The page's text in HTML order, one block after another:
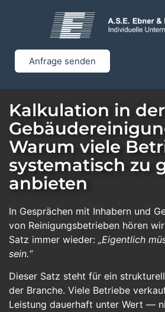
Anfrage senden
Kalkulation in der
Warum viele
systematisch zu
anbieten
In Gesprächen mit Inhabern und
von Reinigungsbetrieben hören
Satz immer wieder: „Eigentlich
sein.“
Dieser Satz steht für ein
der Branche. Viele Betriebe
Leistung dauerhaft unter Wert —